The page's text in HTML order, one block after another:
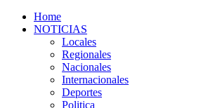
Home
NOTICIAS
Locales
Regionales
Nacionales
Internacionales
Deportes
Politica